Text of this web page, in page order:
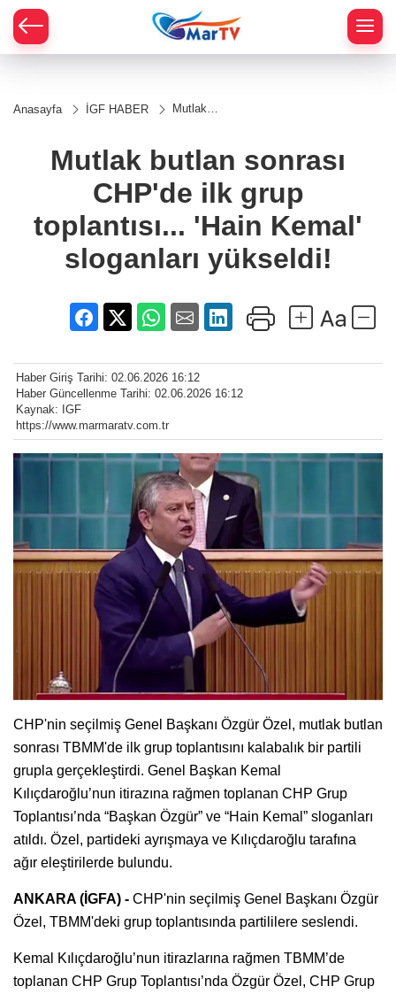
Anasayfa İGF HABER
Mutlak
CHP'de ilk
grup
'Hain
Kemal'
sloganları
yükseldi!
Mutlak butlan sonrası
CHP'de ilk grup
toplantısı... 'Hain Kemal'
sloganları yükseldi!
Haber Giriş Tarihi: 02.06.2026 16:12
Haber Güncellenme Tarihi: 02.06.2026 16:12
Kaynak: IGF
https://www.marmaratv.com.tr
CHP'nin seçilmiş Genel Başkanı Özgür Özel, mutlak butlan
sonrası TBMM'de ilk grup toplantısını kalabalık bir partili
grupla gerçekleştirdi. Genel Başkan Kemal
Kılıçdaroğlu’nun itirazına rağmen toplanan CHP Grup
Toplantısı’nda “Başkan Özgür” ve “Hain Kemal” sloganları
atıldı. Özel, partideki ayrışmaya ve Kılıçdaroğlu tarafına
ağır eleştirilerde bulundu.
ANKARA (İGFA) - CHP'nin seçilmiş Genel Başkanı Özgür
Özel, TBMM'deki grup toplantısında partililere seslendi.
Kemal Kılıçdaroğlu’nun itirazlarına rağmen TBMM’de
toplanan CHP Grup Toplantısı’nda Özgür Özel, CHP Grup